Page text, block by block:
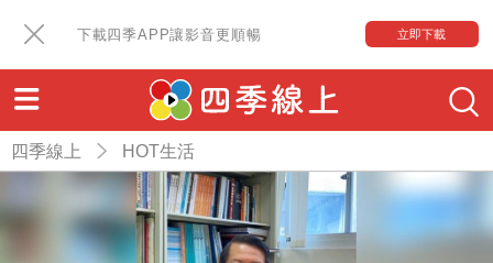
下載四季APP讓影音更順暢 立即下載
四季線上 HOT生活